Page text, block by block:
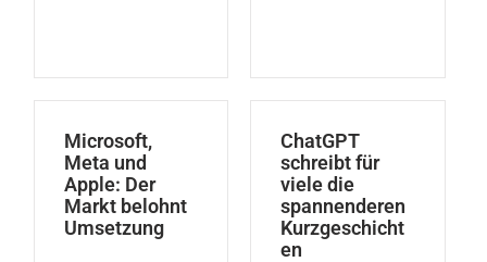
Microsoft,
Meta und
Apple: Der
Markt belohnt
Umsetzung
ChatGPT
schreibt für
viele die
spannenderen
Kurzgeschicht
en